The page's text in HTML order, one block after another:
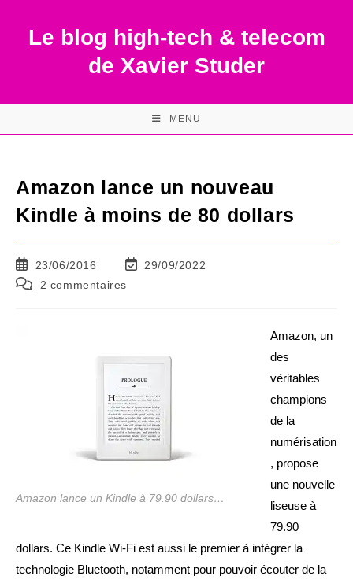
contentLe blog high-tech & telecom
de Xavier Studer
MENU
Amazon lance un nouveau
Kindle à moins de 80 dollars
Publication
publiée :
23/06/2016
Dernière
29/09/2022
Commentaires
2 commentaires
Amazon lance un Kindle à 79.90 dollars…
Amazon, un
des
véritables
champions
de la
numérisation
, propose
une nouvelle
liseuse à
79.90
dollars. Ce Kindle Wi-Fi est aussi le premier à intégrer la
technologie Bluetooth, notamment pour pouvoir écouter de la